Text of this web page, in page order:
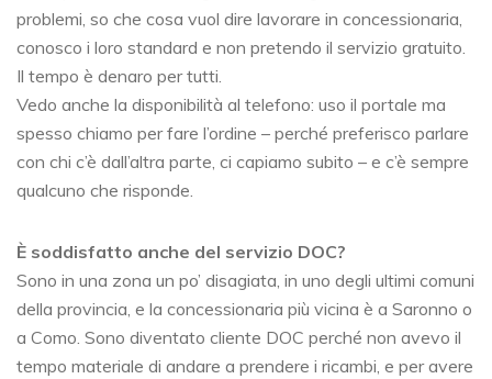
problemi, so che cosa vuol dire lavorare in concessionaria,
conosco i loro standard e non pretendo il servizio gratuito.
Il tempo è denaro per tutti.
Vedo anche la disponibilità al telefono: uso il portale ma
spesso chiamo per fare l’ordine – perché preferisco parlare
con chi c’è dall’altra parte, ci capiamo subito – e c’è sempre
qualcuno che risponde.
È soddisfatto anche del servizio DOC?
Sono in una zona un po’ disagiata, in uno degli ultimi comuni
della provincia, e la concessionaria più vicina è a Saronno o
a Como. Sono diventato cliente DOC perché non avevo il
tempo materiale di andare a prendere i ricambi, e per avere